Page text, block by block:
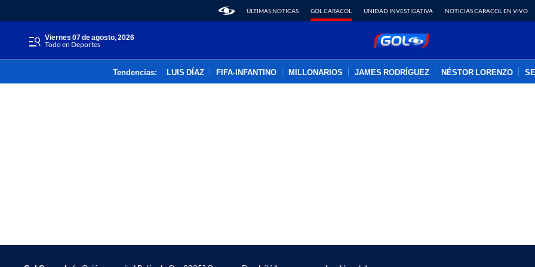
ÚLTIMAS NOTICAS GOL CARACOL UNIDAD INVESTIGATIVA NOTICIAS CARACOL EN VIVO
viernes 07 de agosto, 2026
Todo en Deportes
Tendencias: LUIS DÍAZ FIFA-INFANTINO MILLONARIOS JAMES RODRÍGUEZ NÉSTOR LORENZO